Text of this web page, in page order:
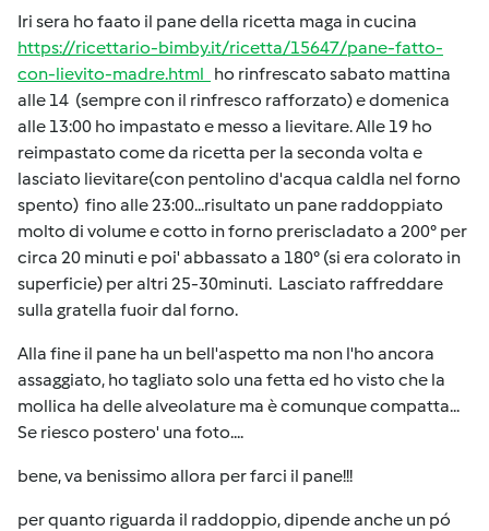
Iri sera ho faato il pane della ricetta maga in cucina
https://ricettario-bimby.it/ricetta/15647/pane-fatto-
con-lievito-madre.html ho rinfrescato sabato mattina
alle 14 (sempre con il rinfresco rafforzato) e domenica
alle 13:00 ho impastato e messo a lievitare. Alle 19 ho
reimpastato come da ricetta per la seconda volta e
lasciato lievitare(con pentolino d'acqua caldla nel forno
spento) fino alle 23:00...risultato un pane raddoppiato
molto di volume e cotto in forno preriscladato a 200° per
circa 20 minuti e poi' abbassato a 180° (si era colorato in
superficie) per altri 25-30minuti. Lasciato raffreddare
sulla gratella fuoir dal forno.
Alla fine il pane ha un bell'aspetto ma non l'ho ancora
assaggiato, ho tagliato solo una fetta ed ho visto che la
mollica ha delle alveolature ma è comunque compatta...
Se riesco postero' una foto....
bene, va benissimo allora per farci il pane!!!
per quanto riguarda il raddoppio, dipende anche un pó